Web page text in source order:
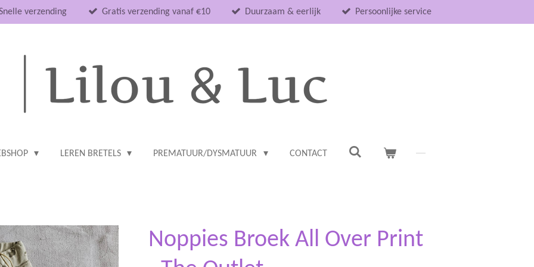
verzending Gratis verzending vanaf €10 Duurzaam & eerlijk Persoonlijke service
LEREN BRETELS PREMATUUR/DYSMATUUR CONTACT
Noppies Broek All Over Print